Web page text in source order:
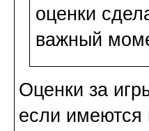
оценки
важный
Оценки за
если имеются